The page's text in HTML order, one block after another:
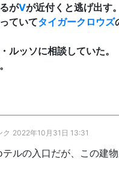
がVが近付くと逃げ出す。
ていてタイガークロウズ
ルッソに相談していた。
ク 2022年10月31日 13:31
ルの入口だが、この建